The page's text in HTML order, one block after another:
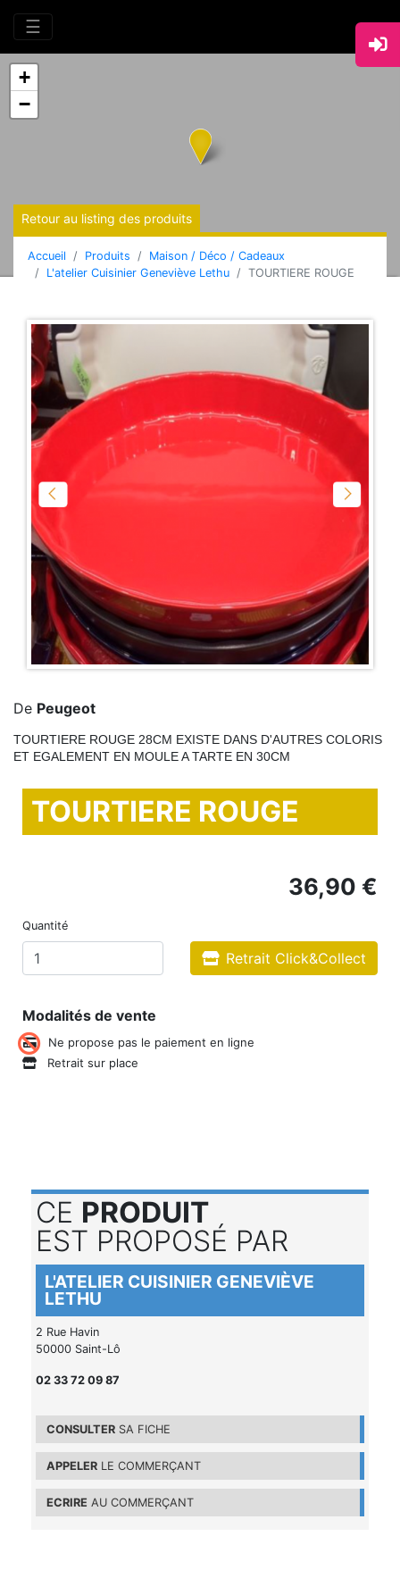
☰
+
−
Retour au listing des produits
Accueil Produits
Maison / Déco / Cadeaux
L'atelier Cuisinier Geneviève Lethu
TOURTIERE ROUGE
De Peugeot
TOURTIERE ROUGE 28CM EXISTE DANS D'AUTRES COLORIS
ET EGALEMENT EN MOULE A TARTE EN 30CM
TOURTIERE ROUGE
36,90 €
Quantité
Retrait Click&Collect
Modalités de vente
Ne propose pas le paiement en ligne
Retrait sur place
CE PRODUIT
EST PROPOSÉ PAR
L'ATELIER CUISINIER GENEVIÈVE
LETHU
2 Rue Havin
50000 Saint-Lô
02 33 72 09 87
CONSULTER SA FICHE
APPELER LE COMMERÇANT
ECRIRE AU COMMERÇANT